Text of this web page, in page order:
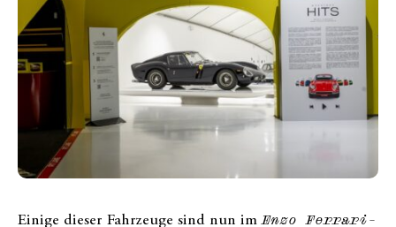
Einige dieser Fahrzeuge sind nun imEnzo Ferrari-